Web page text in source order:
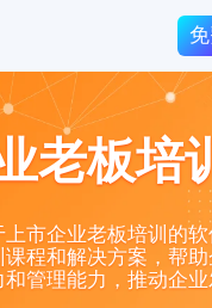
老板培
市企业老板培训的
程和解决方案，帮
和管理能力，推动企